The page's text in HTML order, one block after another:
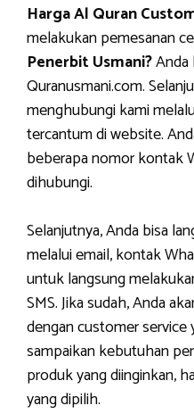
Harga Al Quran
melakukan pemesanan
Penerbit Usmani?
Quranusmani.com.
menghubungi kami
tercantum di website.
beberapa nomor kontak
dihubungi.
Selanjutnya, Anda bisa
melalui email, kontak
untuk langsung
SMS. Jika sudah, Anda
dengan customer service
sampaikan kebutuhan
produk yang diinginkan,
yang dipilih.